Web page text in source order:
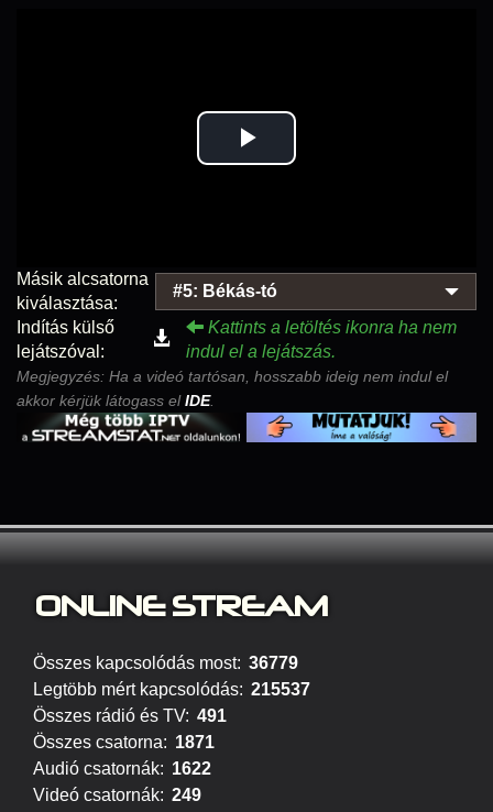
Másik alcsatorna
kiválasztása:
#5: Békás-tó
Indítás külső
lejátszóval:
Kattints a letöltés ikonra ha nem
indul el a lejátszás.
Megjegyzés: Ha a videó tartósan, hosszabb ideig nem indul el
akkor kérjük látogass elIDE.
ONLINE STREAM
Összes kapcsolódás most: 36779
Legtöbb mért kapcsolódás: 215537
Összes rádió és TV: 491
Összes csatorna: 1871
Audió csatornák: 1622
Videó csatornák: 249